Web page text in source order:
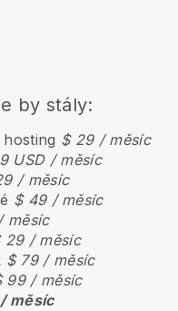
by stály:
$ 29 / měsíc
USD / měsíc
/ měsíc
$ 49 / měsíc
měsíc
29 / měsíc
$ 79 / měsíc
99 / měsíc
měsíc